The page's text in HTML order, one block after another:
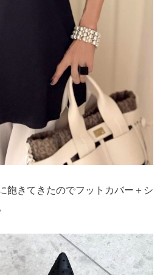
飽きてきたのでフットカバー＋シ